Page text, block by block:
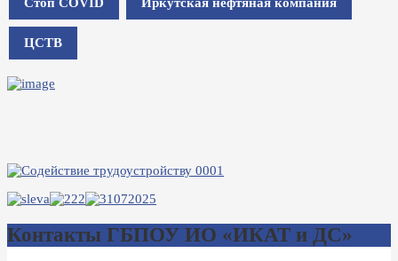
ЦСТВ
Контакты ГБПОУ ИО «ИКАТ и ДС»